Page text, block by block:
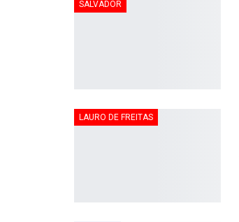
SALVADOR
LAURO DE FREITAS